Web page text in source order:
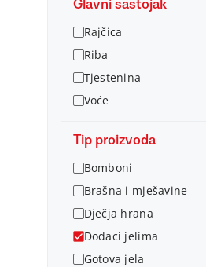
Glavni sastojak
Rajčica
Riba
Tjestenina
Voće
Tip proizvoda
Bomboni
Brašna i mješavine
Dječja hrana
Dodaci jelima
Gotova jela